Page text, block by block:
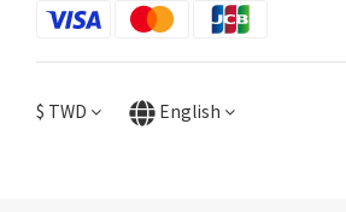
$ TWD English